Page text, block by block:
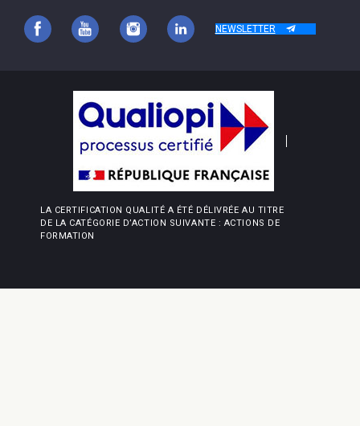
NEWSLETTER
LA CERTIFICATION QUALITÉ A ÉTÉ DÉLIVRÉE AU TITRE
DE LA CATÉGORIE D’ACTION SUIVANTE : ACTIONS DE
FORMATION